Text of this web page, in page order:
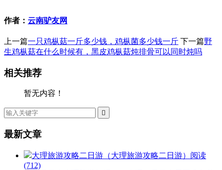
作者： 云南驴友网
上一篇一只鸡枞菇一斤多少钱，鸡枞菌多少钱一斤 下一篇野
生鸡枞菇在什么时候有，黑皮鸡枞菇炖排骨可以同时炖吗
相关推荐
暂无内容！

最新文章
大理旅游攻略二日游（大理旅游攻略二日游） 阅读
(712)